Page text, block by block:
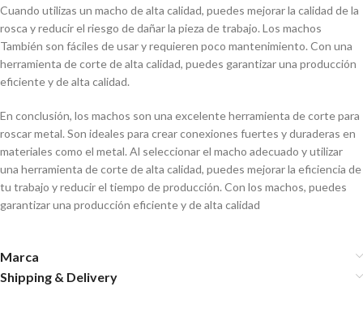
Cuando utilizas un macho de alta calidad, puedes mejorar la calidad de la
rosca y reducir el riesgo de dañar la pieza de trabajo. Los machos
También son fáciles de usar y requieren poco mantenimiento. Con una
herramienta de corte de alta calidad, puedes garantizar una producción
eficiente y de alta calidad.
En conclusión, los machos son una excelente herramienta de corte para
roscar metal. Son ideales para crear conexiones fuertes y duraderas en
materiales como el metal. Al seleccionar el macho adecuado y utilizar
una herramienta de corte de alta calidad, puedes mejorar la eficiencia de
tu trabajo y reducir el tiempo de producción. Con los machos, puedes
garantizar una producción eficiente y de alta calidad
Marca
Shipping & Delivery